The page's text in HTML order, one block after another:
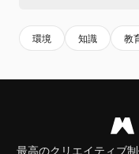
環境 知識 教
最高のクリエイティブ